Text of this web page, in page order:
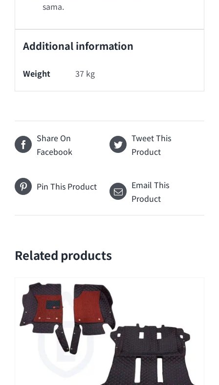
sama.
Additional information
Weight 37 kg
Share On
Facebook
Tweet This
Product
Pin This Product
Email This
Product
Related products